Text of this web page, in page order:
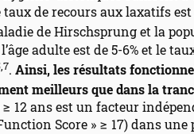
taux de recours aux laxatifs
de Hirschsprung et la
adulte est de 5-6% et le
. Ainsi, les résultats
meilleurs que dans la
≥ 12 ans est un facteur
Score » ≥ 17) dans